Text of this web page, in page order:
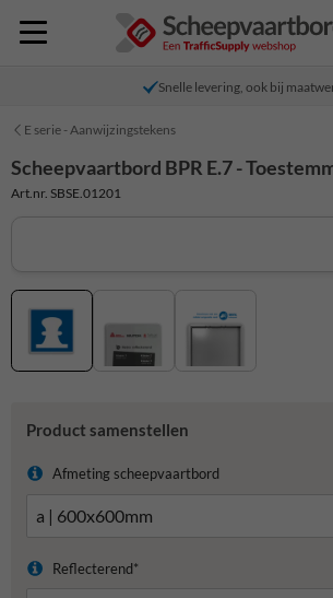
Snelle levering, ook bij
E serie - Aanwijzingstekens
Scheepvaartbord BPR E.7 -
Art.nr. SBSE.01201
Product samenstellen
Afmeting scheepvaartbord
Reflecterend*